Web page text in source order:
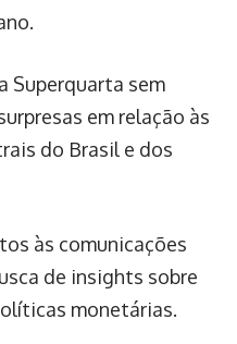
Superquarta sem
em relação às
do Brasil e dos
às comunicações
de insights sobre
monetárias.